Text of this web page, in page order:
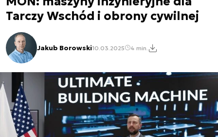
Tarczy Wschód i obrony cywilnej
Jakub Borowski10.03.2025 4 min.